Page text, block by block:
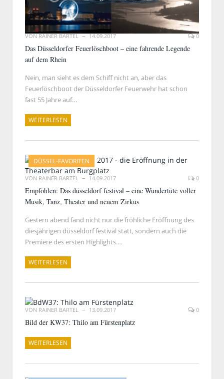
VONRAINER BARTEL 14.09.2017 0
Das Düsseldorfer Feuerlöschboot – eine fahrende Legende
auf dem Rhein
Nein, man sieht es dem Schiff nicht an, aber das
Feuerlöschboot der Düsseldorfer Feuerwehr hat schon
fast 55 Jahre auf…
WEITERLESEN
DÜSSEL-FAVORITEN
VON RAINER BARTEL 14.09.2017 0
Empfohlen: Das düsseldorf festival – eine Wundertüte voller
Musik, Tanz, Theater und neuem Zirkus
Gestern abend fand nicht nur die fröhliche Eröffnung des
diesjährigen düsseldorf festival statt, sondern auch die
Premiere des ersten Highlights.…
WEITERLESEN
VON RAINER BARTEL 13.09.2017 0
Bild der KW37: Thilo am Fürstenplatz
WEITERLESEN